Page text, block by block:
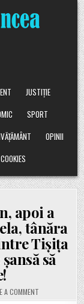
JUSTIȚIE
SPORT
OPINII
COOKIES
apoi a
tânăra
Tișița
să
A COMMENTON
DRAMĂ: